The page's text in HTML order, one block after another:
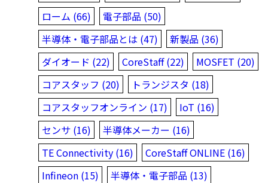
ローム (66)
電子部品 (50)
半導体・電子部品とは (47)
新製品 (36)
ダイオード (22)
CoreStaff (22)
MOSFET (20)
コアスタッフ (20)
トランジスタ (18)
コアスタッフオンライン (17)
IoT (16)
センサ (16)
半導体メーカー (16)
TE Connectivity (16)
CoreStaff ONLINE (16)
Infineon (15)
半導体・電子部品 (13)